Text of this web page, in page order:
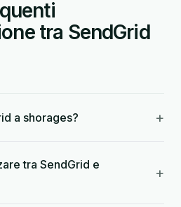
tra SendGrid
a shorages? +
tra SendGrid e
+